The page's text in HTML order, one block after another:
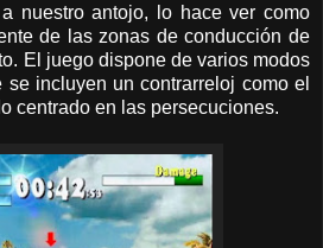
nuestro antojo, lo hace ver como
de las zonas de conducción de
El juego dispone de varios modos
incluyen un contrarreloj como el
centrado en las persecuciones.